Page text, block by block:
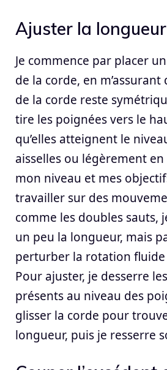
Ajuster la
Je commence par placer
de la corde, en
de la corde reste
tire les poignées vers le
qu’elles atteignent le
aisselles ou légèrement en
mon niveau et mes
travailler sur des
comme les doubles sauts,
un peu la longueur, mais
perturber la rotation fluide
Pour ajuster, je desserre
présents au niveau des
glisser la corde pour
longueur, puis je resserre